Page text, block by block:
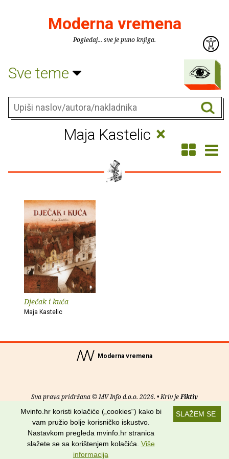
Moderna vremena
Pogledaj... sve je puno knjiga.
Sve teme
Maja Kastelic ×
Dječak i kuća
Maja Kastelic
Moderna vremena
Sva prava pridržana © MV Info d.o.o. 2026. • Kriv jeFiktiv
Uvjeti korištenja RSS kanali
Potraži nas na:
SLAŽEM SE
Mvinfo.hr koristi kolačiće („cookies“) kako bi
vam pružio bolje korisničko iskustvo.
Nastavkom pregleda mvinfo.hr stranica
slažete se sa korištenjem kolačića. Više
informacija